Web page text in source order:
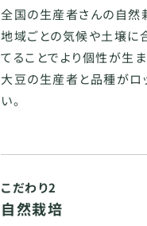
全国の生産者さんの自然
地域ごとの気候や土壌に
てることでより個性が生ま
大豆の生産者と品種がロ
い。
こだわり2
自然栽培